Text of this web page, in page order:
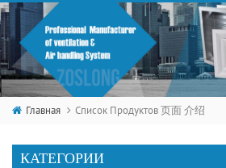
Главная Список Продуктов 页面 介绍
КАТЕГОРИИ